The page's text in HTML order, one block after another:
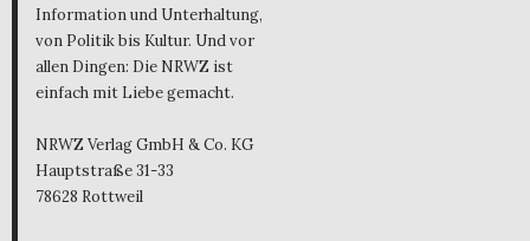
Information und Unterhaltung,
von Politik bis Kultur. Und vor
allen Dingen: Die NRWZ ist
einfach mit Liebe gemacht.
NRWZ Verlag GmbH & Co. KG
Hauptstraße 31-33
78628 Rottweil